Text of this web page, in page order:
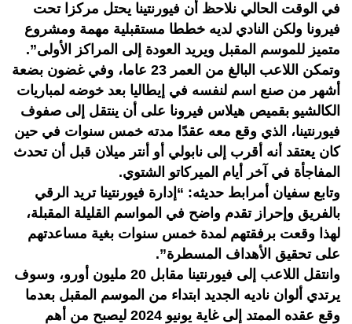
في الوقت الحالي نلاحظ أن فيورنتينا يحتل مركزا تحت
فيرونا ولكن النادي لديه خططا مستقبلية مهمة ومشروع
متميز للموسم المقبل ويريد العودة إلى المراكز الأولى”.
وتمكن اللاعب البالغ من العمر 23 عاما، وفي غضون بضعة
أشهر من صنع اسم لنفسه في إيطاليا بعد خوضه لمباريات
الكالشيو بقميص هيلاس فيرونا على أن ينتقل إلى صفوف
فيورنتينا، الذي وقع معه عقدًا مدته خمس سنوات في حين
كان يعتقد أنه أقرب إلى نابولي أو أنتر ميلان قبل أن تحدث
المفاجأة في آخر أيام الميركاتو الشتوي.
وتابع سفيان أمرابط حديثه: “إدارة فيورنتينا تريد الرقي
بالفريق وإحراز تقدم واضح في المواسم القليلة المقبلة،
لهذا وقعت برفقتهم لمدة خمس سنوات بغية مساعدتهم
على تحقيق الأهداف المسطرة”.
وانتقل اللاعب إلى فيورنتينا مقابل 20 مليون أورو، وسوف
يرتدي ألوان ناديه الجديد ابتداء من الموسم المقبل بعدما
وقع عقده الممتد إلى غاية يونيو 2024 ليصبح من أهم